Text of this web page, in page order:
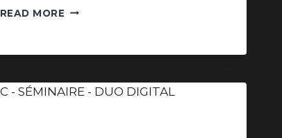
READ MORE CRÉATION
WEB
À
BORDEAUX